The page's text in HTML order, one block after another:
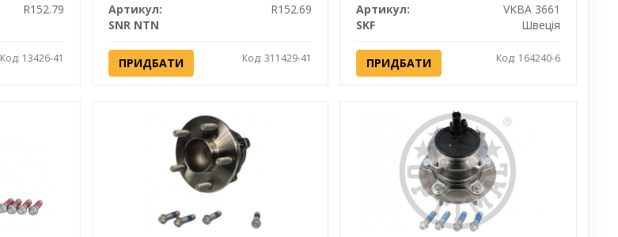
R152.79
Код: 13426-41
Артикул:
R152.69
SNR NTN
ПРИДБАТИ Код: 311429-41
Артикул:
VKBA 3661
SKF
Швеція
ПРИДБАТИ Код: 164240-6